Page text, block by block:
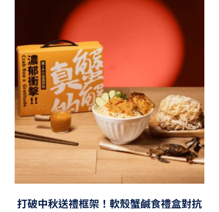
打破中秋送禮框架！軟殼蟹鹹食禮盒對抗